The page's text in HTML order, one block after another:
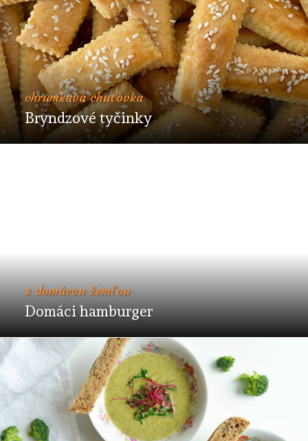
chrumkavá chuťovka
Bryndzové tyčinky
s domácou žemľou
Domáci hamburger